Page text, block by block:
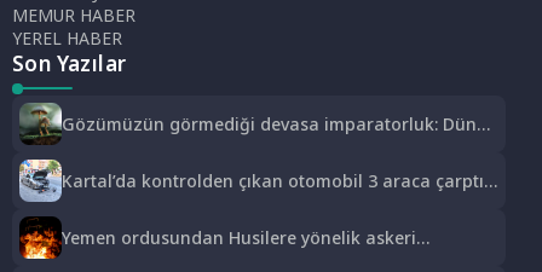
MEMUR HABER
YEREL HABER
Son Yazılar
Gözümüzün görmediği devasa imparatorluk: Dünya
Kartal’da kontrolden çıkan otomobil 3 araca çarptı:
Yemen ordusundan Husilere yönelik askeri